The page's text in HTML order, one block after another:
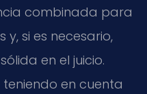
combinada para
si es necesario,
en el juicio.
en cuenta